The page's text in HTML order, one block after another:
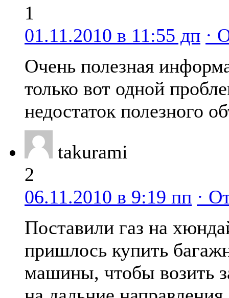
1
01.11.2010 в 11:55 дп ·
Очень полезная
только вот одной
недостаток полезного
takurami
2
06.11.2010 в 9:19 пп ·
Поставили газ на
пришлось купить
машины, чтобы возить